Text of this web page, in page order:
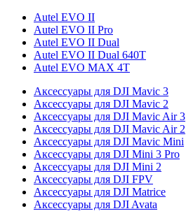
Autel EVO II
Autel EVO II Pro
Autel EVO II Dual
Autel EVO II Dual 640T
Autel EVO MAX 4T
Аксессуары для DJI Mavic 3
Аксессуары для DJI Mavic 2
Аксессуары для DJI Mavic Air 3
Аксессуары для DJI Mavic Air 2
Аксессуары для DJI Mavic Mini
Аксессуары для DJI Mini 3 Pro
Аксессуары для DJI Mini 2
Аксессуары для DJI FPV
Аксессуары для DJI Matrice
Аксессуары для DJI Avata